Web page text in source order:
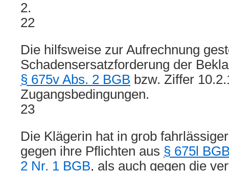
2.
22
Die hilfsweise zur Aufrechnung
Schadensersatzforderung der
§ 675v Abs. 2 BGB bzw. Ziffer
Zugangsbedingungen.
23
Die Klägerin hat in grob
gegen ihre Pflichten aus § 675l
2 Nr. 1 BGB, als auch gegen die